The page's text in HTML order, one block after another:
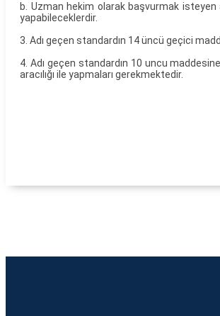
b. Uzman hekim olarak başvurmak isteyen
yapabileceklerdir.
3. Adı geçen standardın 14 üncü geçici
4. Adı geçen standardın 10 uncu
aracılığı ile yapmaları gerekmektedir.